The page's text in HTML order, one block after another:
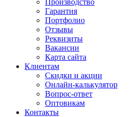
Производство
Гарантия
Портфолио
Отзывы
Реквизиты
Вакансии
Карта сайта
Клиентам
Скидки и акции
Онлайн-калькулятор
Вопрос-ответ
Оптовикам
Контакты